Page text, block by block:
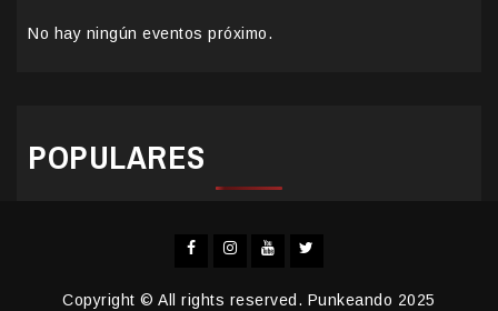
No hay ningún eventos próximo.
POPULARES
Facebook
Instagram
YouTubeTwitter
Copyright © All rights reserved. Punkeando 2025